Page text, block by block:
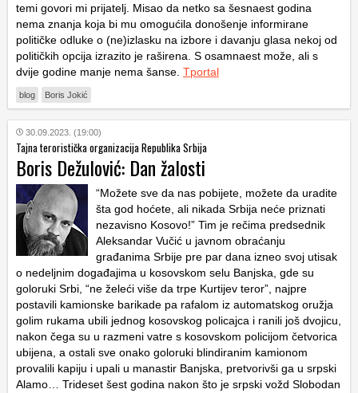
temi govori mi prijatelj. Misao da netko sa šesnaest godina
nema znanja koja bi mu omogućila donošenje informirane
političke odluke o (ne)izlasku na izbore i davanju glasa nekoj od
političkih opcija izrazito je raširena. S osamnaest može, ali s
dvije godine manje nema šanse. Tportal
blog Boris Jokić
30.09.2023. (19:00)
Tajna teroristička organizacija Republika Srbija
Boris Dežulović: Dan žalosti
“Možete sve da nas pobijete, možete da uradite
šta god hoćete, ali nikada Srbija neće priznati
nezavisno Kosovo!” Tim je rečima predsednik
Aleksandar Vučić u javnom obraćanju
građanima Srbije pre par dana izneo svoj utisak
o nedeljnim događajima u kosovskom selu Banjska, gde su
goloruki Srbi, “ne želeći više da trpe Kurtijev teror”, najpre
postavili kamionske barikade pa rafalom iz automatskog oružja
golim rukama ubili jednog kosovskog policajca i ranili još dvojicu,
nakon čega su u razmeni vatre s kosovskom policijom četvorica
ubijena, a ostali sve onako goloruki blindiranim kamionom
provalili kapiju i upali u manastir Banjska, pretvorivši ga u srpski
Alamo… Trideset šest godina nakon što je srpski vožd Slobodan